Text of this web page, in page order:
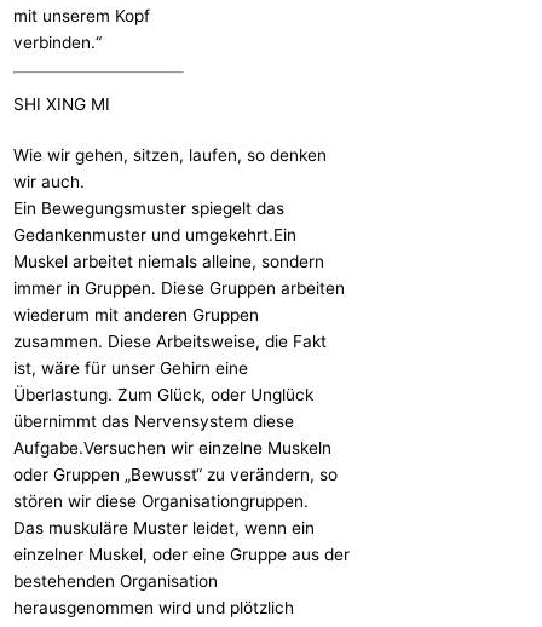
mit unserem Kopf
verbinden.“
SHI XING MI
Wie wir gehen, sitzen, laufen, so denken
wir auch.
Ein Bewegungsmuster spiegelt das
Gedankenmuster und umgekehrt.Ein
Muskel arbeitet niemals alleine, sondern
immer in Gruppen. Diese Gruppen arbeiten
wiederum mit anderen Gruppen
zusammen. Diese Arbeitsweise, die Fakt
ist, wäre für unser Gehirn eine
Überlastung. Zum Glück, oder Unglück
übernimmt das Nervensystem diese
Aufgabe.Versuchen wir einzelne Muskeln
oder Gruppen „Bewusst“ zu verändern, so
stören wir diese Organisationgruppen.
Das muskuläre Muster leidet, wenn ein
einzelner Muskel, oder eine Gruppe aus der
bestehenden Organisation
herausgenommen wird und plötzlich